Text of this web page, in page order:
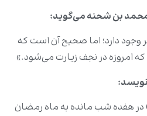
بن شحنه می‌گوید:
وجود دارد؛ اما صحیح آن است که
امروزه در نجف زیارت می‌شود.»
:
در هفده شب مانده به ماه رمضان